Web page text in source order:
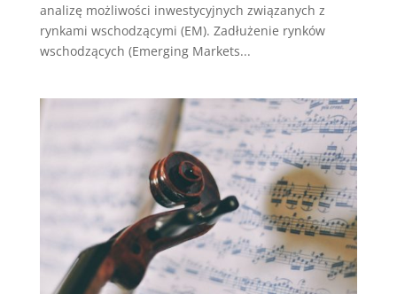
analizę możliwości inwestycyjnych związanych z
rynkami wschodzącymi (EM). Zadłużenie rynków
wschodzących (Emerging Markets...